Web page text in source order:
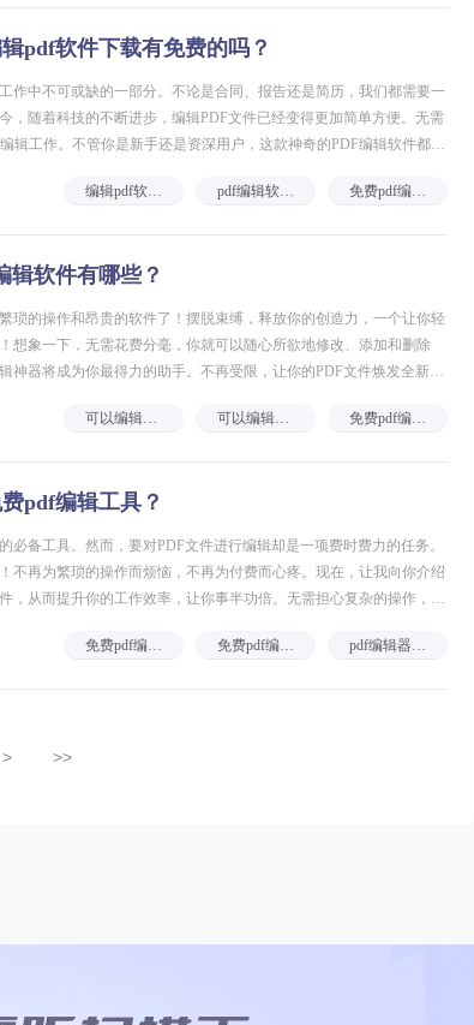
pdf软件下载有免费的吗？
作中不可或缺的一部分。不论是合同、报告还是简历，我们都需要一
，随着科技的不断进步，编辑PDF文件已经变得更加简单方便。无需
辑工作。不管你是新手还是资深用户，这款神奇的PDF编辑软件都能
辑软件有哪些？
琐的操作和昂贵的软件了！摆脱束缚，释放你的创造力，一个让你轻
想象一下，无需花费分毫，你就可以随心所欲地修改、添加和删除
神器将成为你最得力的助手。不再受限，让你的PDF文件焕发全新的
pdf编辑工具？
备工具。然而，要对PDF文件进行编辑却是一项费时费力的任务。
不再为繁琐的操作而烦恼，不再为付费而心疼。现在，让我向你介绍
，从而提升你的工作效率，让你事半功倍。无需担心复杂的操作，它
> >>